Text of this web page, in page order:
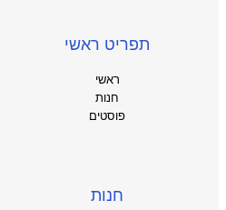
תפריט ראשי
ראשי
חנות
פוסטים
חנות